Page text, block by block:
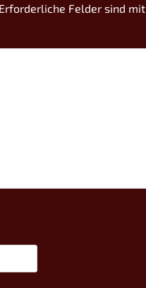
Erforderliche Felder sind mit